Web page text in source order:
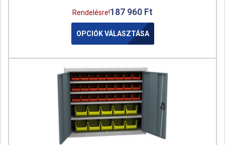
Rendelésre!187 960 Ft
OPCIÓK VÁLASZTÁSA